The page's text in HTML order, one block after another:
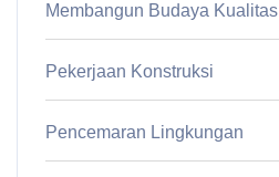
Membangun Budaya Kualitas
Pekerjaan Konstruksi
Pencemaran Lingkungan